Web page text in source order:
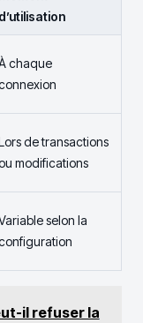
d’utilisation
chaque
de transactions
modifications
selon la
il refuser la